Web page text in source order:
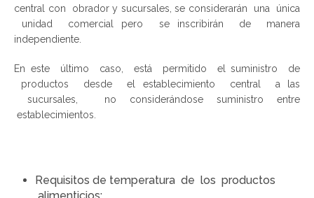
central con obrador y sucursales, se considerarán una única
unidad comercial pero se inscribirán de manera
independiente.
En este último caso, está permitido el suministro de
productos desde el establecimiento central a las
sucursales, no considerándose suministro entre
establecimientos.
Requisitos de temperatura de los productos